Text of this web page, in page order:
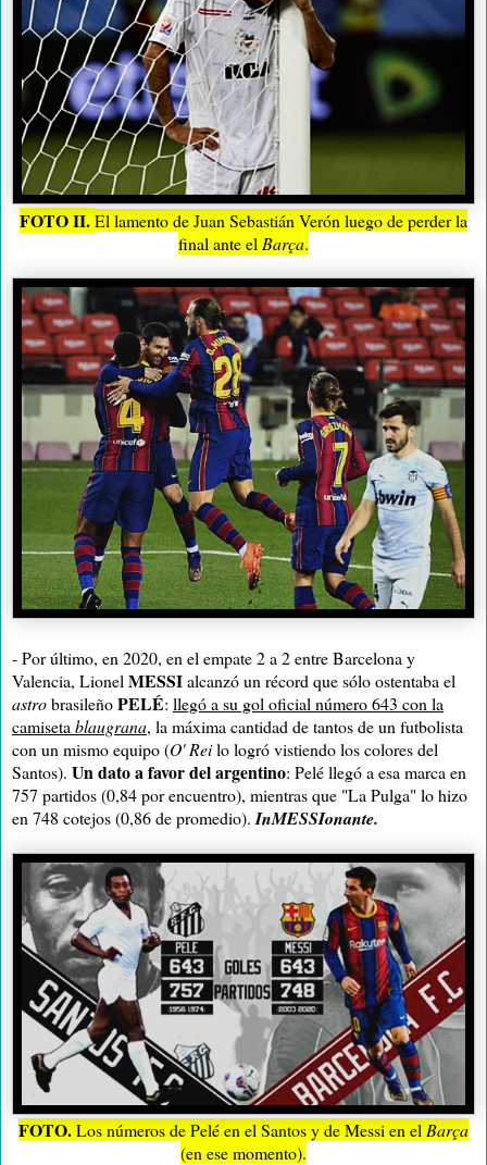
FOTO II.El lamento de Juan Sebastián Verón luego de perder la
final ante el Barça.
- Por último, en 2020, en el empate 2 a 2 entre Barcelona y
Valencia, LionelMESSIalcanzó un récord que sólo ostentaba el
astrobrasileñoPELÉ: llegó a su gol oficial número 643 con la
camisetablaugrana, la máxima cantidad de tantos de un futbolista
con un mismo equipo (O' Reilo logró vistiendo los colores del
Santos). Un dato a favor del argentino: Pelé llegó a esa marca en
757 partidos (0,84 por encuentro), mientras que "La Pulga" lo hizo
en 748 cotejos (0,86 de promedio).InMESSIonante.
FOTO.Los números de Pelé en el Santos y de Messi en el Barça
(en ese momento).